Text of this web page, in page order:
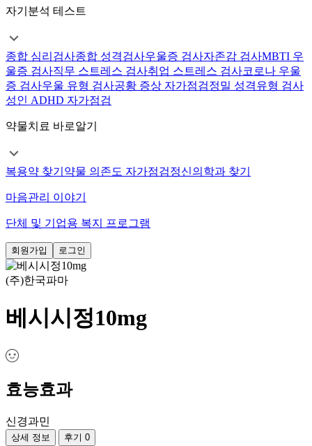
자기분석 테스트
종합 심리검사종합 성격검사우울증 검사자존감 검사MBTI 우
울증 검사직무 스트레스 검사취업 스트레스 검사코로나 우울
증 검사우울 유형 검사공황 증상 자가점검정밀 성격유형 검사
성인 ADHD 자가점검
약물치료 바로알기
복용약 찾기 약물 의존도 자가점검정신의학과 찾기
마음관리 이야기
단체 및 기업용 복지 프로그램
회원가입 로그인
(주)한국파마
베시시정10mg
효능효과
신경과민
상세 정보 후기 0